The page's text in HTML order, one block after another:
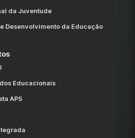
da Juventude
Desenvolvimento da Educação
Educacionais
APS